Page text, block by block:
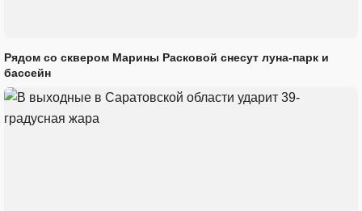
Рядом со сквером Марины Расковой снесут луна-парк и
бассейн